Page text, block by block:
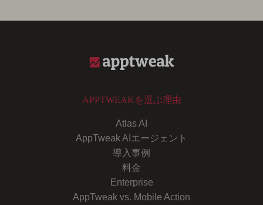
APPTWEAKを選ぶ理由
Atlas AI
AppTweak AIエージェント
導入事例
料金
Enterprise
AppTweak vs. Mobile Action